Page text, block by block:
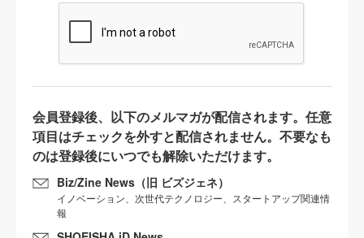
会員登録後、以下のメルマガが配信されます。任意
項目はチェックを外すと配信されません。不要なも
のは登録後にいつでも解除いただけます。
Biz/Zine News（旧 ビズジェネ）
イノベーション、次世代テクノロジー、スタートアップ関連情
報